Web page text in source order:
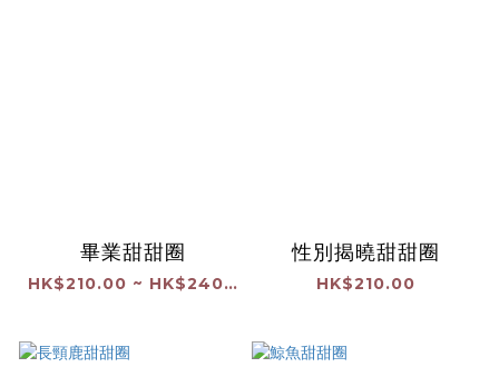
畢業甜甜圈
HK$210.00 ~ HK$240.00
性別揭曉甜甜圈
HK$210.00